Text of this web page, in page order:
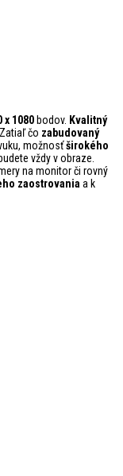
x 1080 bodov. Kvalitný
čo zabudovaný
možnosťširokého
vždy v obraze.
na monitor či rovný
zaostrovania a k